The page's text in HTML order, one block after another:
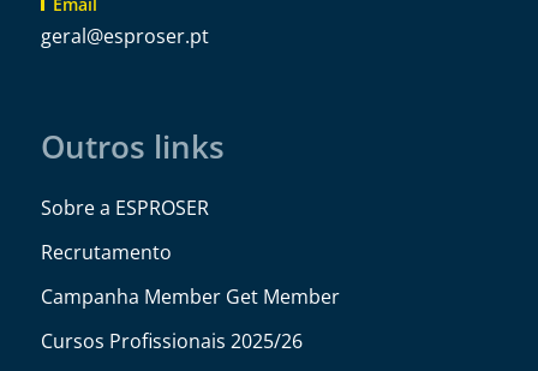
tp.resorpse
@lareg
Outros links
Sobre a ESPROSER
Recrutamento
Campanha Member Get Member
Cursos Profissionais 2025/26